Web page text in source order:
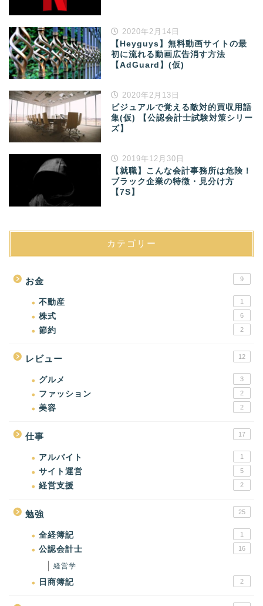
2020年2月14日
【Heyguys】無料動画サイトの最
初に流れる動画広告消す方法
【AdGuard】(仮)
2020年2月13日
ビジュアルで覚える敵対的買収用語
集(仮) 【公認会計士試験対策シリー
ズ】
2019年12月30日
【就職】こんな会計事務所は危険！
ブラック企業の特徴・見分け方
【7S】
カテゴリー
お金 9
不動産 1
株式 6
節約 2
レビュー 12
グルメ 3
ファッション 2
美容 2
仕事 17
アルバイト 1
サイト運営 5
経営支援 2
勉強 25
全経簿記 1
公認会計士 16
経営学
日商簿記 2